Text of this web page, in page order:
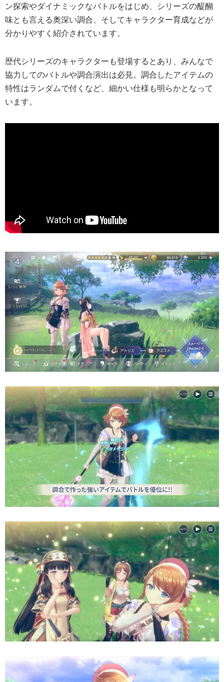
ン探索やダイナミックなバトルをはじめ、シリーズの醍醐
味とも言える奥深い調合、そしてキャラクター育成などが
分かりやすく紹介されています。
歴代シリーズのキャラクターも登場するとあり、みんなで
協力してのバトルや調合演出は必見。調合したアイテムの
特性はランダムで付くなど、細かい仕様も明らかとなって
います。